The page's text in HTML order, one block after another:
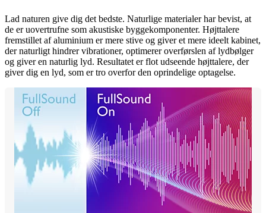
Lad naturen give dig det bedste. Naturlige materialer har bevist, at
de er uovertrufne som akustiske byggekomponenter. Højttalere
fremstillet af aluminium er mere stive og giver et mere ideelt kabinet,
der naturligt hindrer vibrationer, optimerer overførslen af lydbølger
og giver en naturlig lyd. Resultatet er flot udseende højttalere, der
giver dig en lyd, som er tro overfor den oprindelige optagelse.